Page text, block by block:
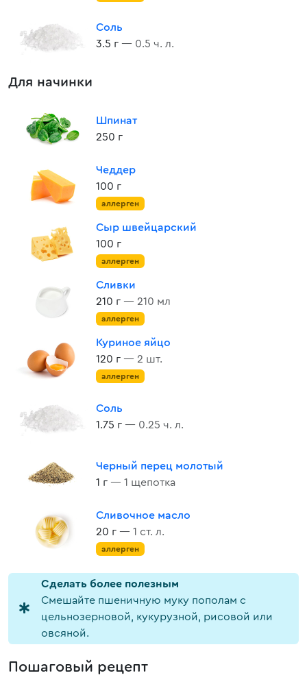
Соль
3.5 г — 0.5 ч. л.
Для начинки
Шпинат
250 г
Чеддер
100 г
аллерген
Сыр швейцарский
100 г
аллерген
Сливки
210 г — 210 мл
аллерген
Куриное яйцо
120 г — 2 шт.
аллерген
Соль
1.75 г — 0.25 ч. л.
Черный перец молотый
1 г — 1 щепотка
Сливочное масло
20 г — 1 ст. л.
аллерген
Cделать более полезным
Смешайте пшеничную муку пополам с
цельнозерновой, кукурузной, рисовой или
овсяной.
Пошаговый рецепт